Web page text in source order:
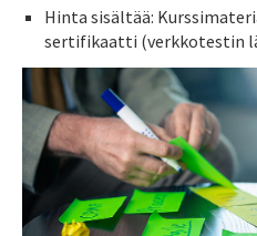
Hinta sisältää:
sertifikaatti (verkkotestin